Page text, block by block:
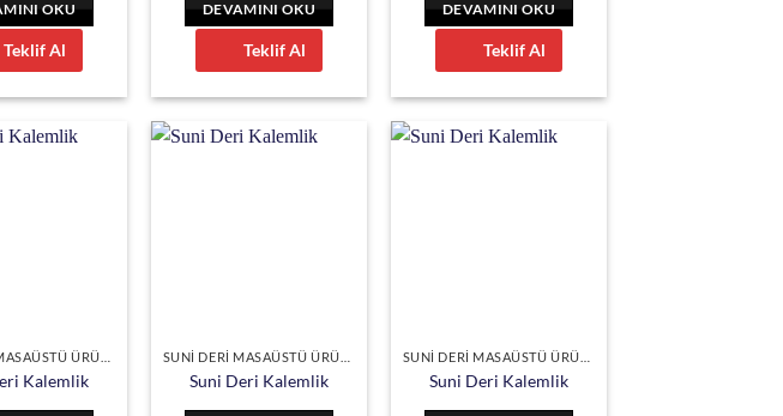
OKU
Teklif Al
DEVAMINI OKU
Teklif Al
DEVAMINI OKU
Teklif Al
Kalemlik Suni Deri Kalemlik Suni Deri Kalemlik